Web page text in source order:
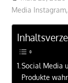
Media
Social Media
Produkte